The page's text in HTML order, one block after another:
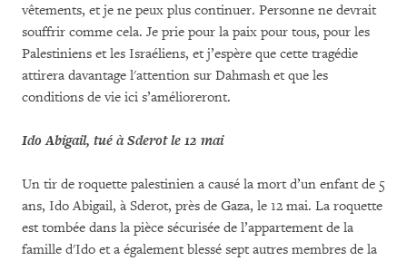
vêtements, et je ne peux plus continuer. Personne ne devrait
souffrir comme cela. Je prie pour la paix pour tous, pour les
Palestiniens et les Israéliens, et j’espère que cette tragédie
attirera davantage l'attention sur Dahmash et que les
conditions de vie ici s’amélioreront.
Ido Abigail, tué à Sderot le 12 mai
Un tir de roquette palestinien a causé la mort d’un enfant de 5
ans, Ido Abigail, à Sderot, près de Gaza, le 12 mai. La roquette
est tombée dans la pièce sécurisée de l’appartement de la
famille d'Ido et a également blessé sept autres membres de la